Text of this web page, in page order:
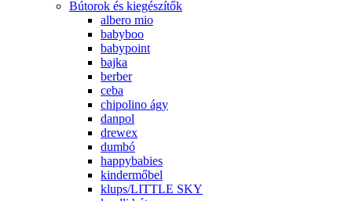
Bútorok és kiegészítők
albero mio
babyboo
babypoint
bajka
berber
ceba
chipolino ágy
danpol
drewex
dumbó
happybabies
kindermőbel
klups/LITTLE SKY